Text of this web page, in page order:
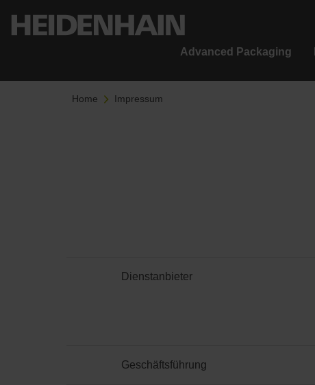
Advanced Packaging
Home Impressum
Dienstanbieter
Geschäftsführung